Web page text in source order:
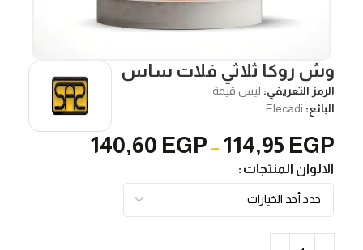
وش روكا ثلاثي فلات ساس
الرمز التعريفي: ليس قيمة
البائع: Elecadi
114,95 EGP
–
140,60 EGP
الالوان المنتجات